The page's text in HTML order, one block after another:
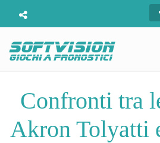
Confronti tra
Akron Tolyatti